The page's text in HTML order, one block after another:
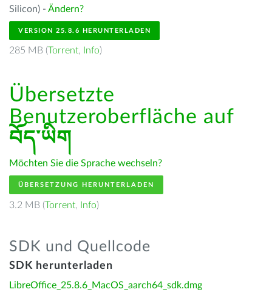
Silicon) - Ändern?
VERSION 25.8.6 HERUNTERLADEN
285 MB (Torrent, Info)
Übersetzte
Benutzeroberfläche auf
བོད་ཡིག
Möchten Sie die Sprache wechseln?
ÜBERSETZUNG HERUNTERLADEN
3.2 MB (Torrent, Info)
SDK und Quellcode
SDK herunterladen
LibreOffice_25.8.6_MacOS_aarch64_sdk.dmg